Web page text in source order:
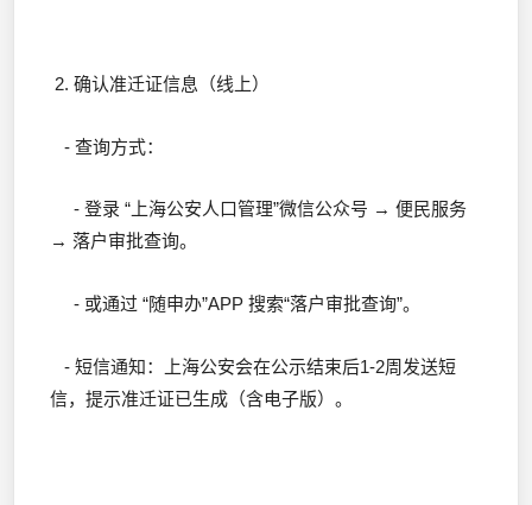
2. 确认准迁证信息（线上）
- 查询方式：
- 登录 “上海公安人口管理”微信公众号 → 便民服务
→ 落户审批查询。
- 或通过 “随申办”APP 搜索“落户审批查询”。
- 短信通知：上海公安会在公示结束后1-2周发送短
信，提示准迁证已生成（含电子版）。